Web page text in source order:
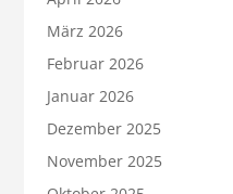
März 2026
Februar 2026
Januar 2026
Dezember 2025
November 2025